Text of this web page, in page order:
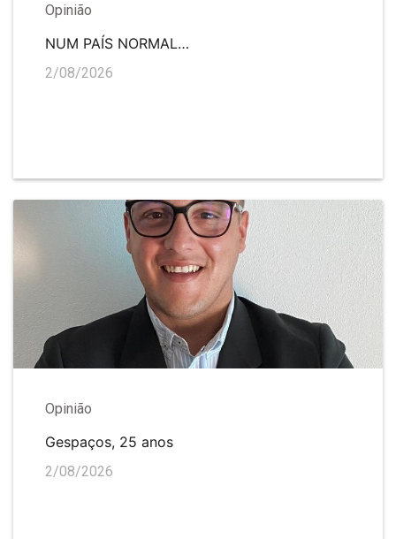
Opinião
NUM PAÍS NORMAL…
2/08/2026
Opinião
Gespaços, 25 anos
2/08/2026